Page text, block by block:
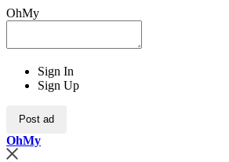
OhMy
Sign In
Sign Up
Post ad
OhMy